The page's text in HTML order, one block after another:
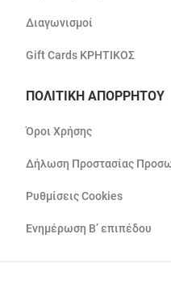
Διαγωνισμοί
Gift Cards ΚΡΗΤΙΚΟΣ
ΠΟΛΙΤΙΚΗ ΑΠΟΡΡΗΤΟΥ
Όροι Χρήσης
Δήλωση Προστασίας
Ρυθμίσεις Cookies
Ενημέρωση Β’ επιπέδου